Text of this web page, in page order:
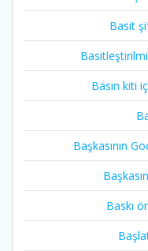
Basit
Basın kiti
Başkasının
Baskı